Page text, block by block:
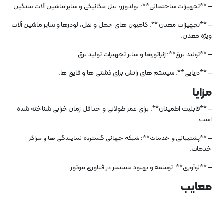
– **تجهیزات ساختمانی**: بولدوزر، بیل مکانیکی و سایر ماشین آلات سنگین.
– **تجهیزات معدن **: کامیون های حمل و نقل، لودرها و سایر ماشین آلات
ویژه معدن.
– **تولید برق**: ژنراتورها و سایر تجهیزات تولید برق.
– **دریایی**: سیستم های رانش برای کشتی ها و قایق ها.
مزایا
– **قابلیت اطمینان**: برای عمر طولانی و حداقل زمان خرابی شناخته شده
است.
– **پشتیبانی و خدمات**: شبکه جهانی گسترده نمایندگی ها و مراکز
خدمات.
– **نوآوری**: توسعه و بهبود مستمر در فناوری موتور.
معایب